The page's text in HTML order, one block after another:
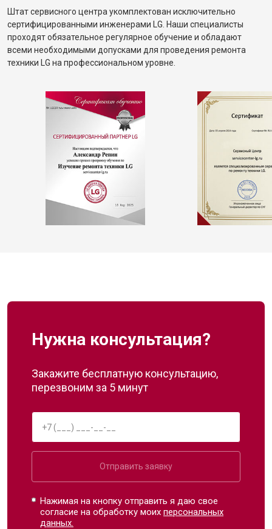
Штат сервисного центра укомплектован исключительно
сертифицированными инженерами LG. Наши специалисты
проходят обязательное регулярное обучение и обладают
всеми необходимыми допусками для проведения ремонта
техники LG на профессиональном уровне.
Нужна консультация?
Закажите бесплатную консультацию,
перезвоним за 5 минут
Отправить заявку
Нажимая на кнопку отправить я даю свое
согласие на обработку моихперсональных
данных.